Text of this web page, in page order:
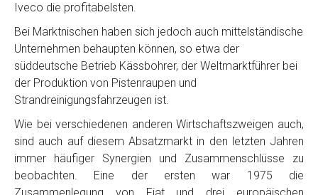
Iveco die profitabelsten.
Bei Marktnischen haben sich jedoch auch mittelständische
Unternehmen behaupten können, so etwa der
süddeutsche Betrieb Kässbohrer, der Weltmarktführer bei
der Produktion von Pistenraupen und
Strandreinigungsfahrzeugen ist.
Wie bei verschiedenen anderen Wirtschaftszweigen auch,
sind auch auf diesem Absatzmarkt in den letzten Jahren
immer häufiger Synergien und Zusammenschlüsse zu
beobachten. Eine der ersten war 1975 die